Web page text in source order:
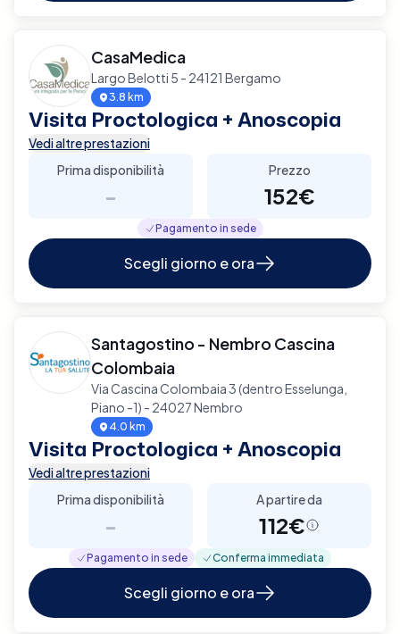
CasaMedica
Largo Belotti 5 - 24121 Bergamo
3.8 km
Visita Proctologica + Anoscopia
Vedi altre prestazioni
Prima disponibilità
-
Prezzo
152€
Pagamento in sede
Scegli giorno e ora
Santagostino - Nembro Cascina
Colombaia
Via Cascina Colombaia 3 (dentro Esselunga,
Piano -1) - 24027 Nembro
4.0 km
Visita Proctologica + Anoscopia
Vedi altre prestazioni
Prima disponibilità
-
A partire da
112€
Pagamento in sede Conferma immediata
Scegli giorno e ora